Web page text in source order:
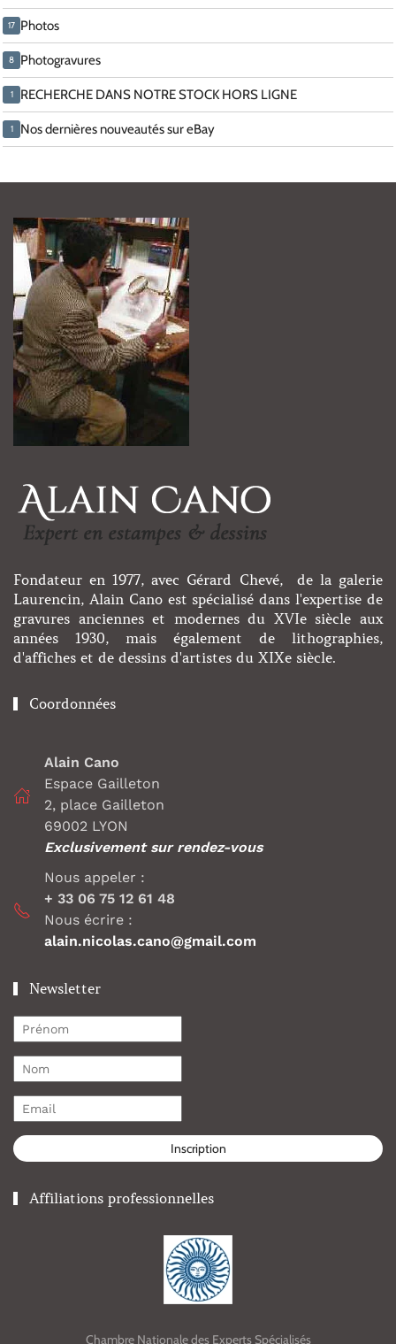
17 Photos
8 Photogravures
1 RECHERCHE DANS NOTRE STOCK HORS LIGNE
1 Nos dernières nouveautés sur eBay
Fondateur en 1977, avec Gérard Chevé, de la galerie
Laurencin, Alain Cano est spécialisé dans l'expertise de
gravures anciennes et modernes du XVIe siècle aux
années 1930, mais également de lithographies,
d'affiches et de dessins d'artistes du XIXe siècle.
Coordonnées
Alain Cano
Espace Gailleton
2, place Gailleton
69002 LYON
Exclusivement sur rendez-vous
Nous appeler :
+ 33 06 75 12 61 48
Nous écrire :
alain.nicolas.cano@gmail.com
Newsletter
Inscription
Affiliations professionnelles
Chambre Nationale des Experts Spécialisés